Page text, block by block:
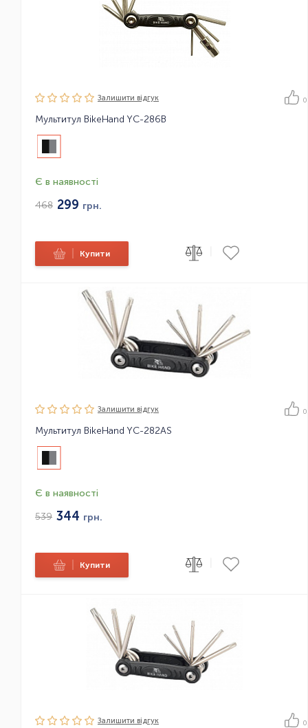
Залишити вiдгук 0
Мультитул BikeHand YC-286B
Є в наявності
468 299 грн.
Купити
Залишити вiдгук 0
Мультитул BikeHand YC-282AS
Є в наявності
539 344 грн.
Купити
Залишити вiдгук 0